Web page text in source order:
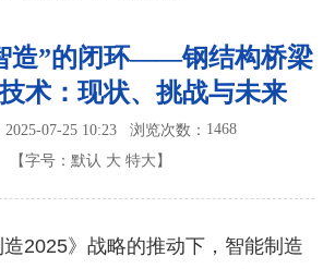
造”的闭环——钢结构桥梁
术：现状、挑战与未来
2025-07-25 10:23浏览次数： 1468
【字号： 默认 大 特大 】
》战略的推动下，智能制造